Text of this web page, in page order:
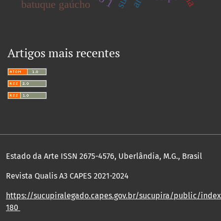
batuque gaúcho
Artigos mais recentes
Estado da Arte ISSN 2675-4576, Uberlândia, M.G., Brasil
Revista Qualis A3 CAPES 2021-2024
https://sucupiralegado.capes.gov.br/sucupira/public/
180